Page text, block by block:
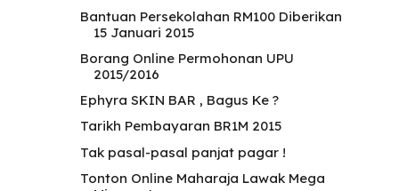
Bantuan Persekolahan RM100 Diberikan
15 Januari 2015
Borang Online Permohonan UPU
2015/2016
Ephyra SKIN BAR , Bagus Ke ?
Tarikh Pembayaran BR1M 2015
Tak pasal-pasal panjat pagar !
Tonton Online Maharaja Lawak Mega